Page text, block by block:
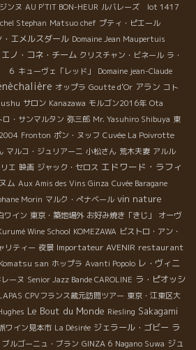
ンヌ AU P'TIT BON-HEUR ルバレーズ lot 1417
Stephan Matsuo chef プティ・ピエール
エメルスダール Domaine Jean Maupertuis
エノ・コネ・チーム クリスチャン・ビネール ラ・
６ キューヴェ「レッド」
Domaine jean-Claude
オップラ Goutte d’Or アラン コト
サロン Kanazawa モルゴン2016年 Ota
ロ・サンマルタン 弥三郎 Mr. Yasuhiro Shibuya 東
Fronton ポン・ヌッフ Cuvée La Poivrotte
マルコ・ジュリアーニ 小松さん 荒木夫妻 アルル
エ 映画 ジャック・セロス エドワード・ラフィ
ム Aux Amis des Vins Ginza Cuvée Baragane
Morin マルク・ぺナベール vin nature
ワイン 東京・築地場外 お好み焼き「きじ」
オーヴ
Wine School KOMEZAWA ビストロ・アン・
リティー 夜景 Importateur AVENIR restaurant
san ホップラ Avanti Popolo レ・ヴィニ
ーヌ Senior Jazz Bande CAROLINE ラ・ピオッシ
CPVフランス蔵元訪問ツアー 東京・江東区大
Le Bout du Monde Riesling Sakagami
ワイン見本市 La Désirée ジェラール・ゴビー ラ
ブルゴーニュ・ブラン GINZA 6 Nagano Suwa ジュ